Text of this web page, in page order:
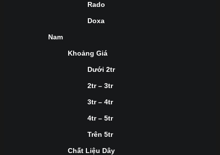
Rado
Doxa
Nam
Khoảng Giá
Dưới 2tr
2tr – 3tr
3tr – 4tr
4tr – 5tr
Trên 5tr
Chất Liệu Dây